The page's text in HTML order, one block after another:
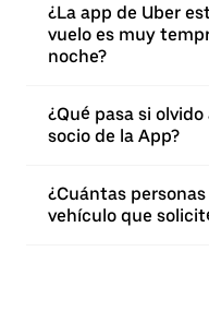
¿La app de Uber
vuelo es muy
noche?
¿Qué pasa si
socio de la App?
¿Cuántas
vehículo que